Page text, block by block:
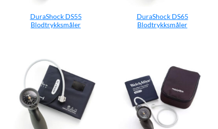
DuraShock DS55
Blodtrykksmåler
DuraShock DS65
Blodtrykksmåler